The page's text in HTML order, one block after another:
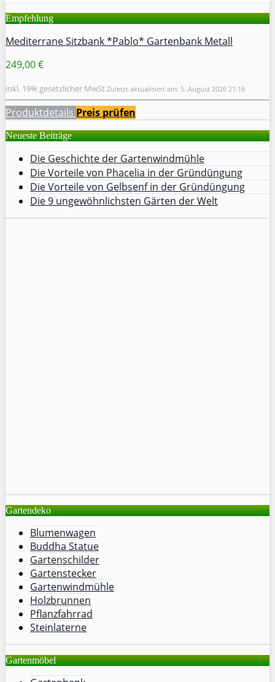
Empfehlung
Mediterrane Sitzbank *Pablo* Gartenbank Metall
249,00 €
inkl. 19% gesetzlicher MwSt.Zuletzt aktualisiert am: 5. August 2026 21:18
Produktdetails Preis prüfen
Neueste Beiträge
Die Geschichte der Gartenwindmühle
Die Vorteile von Phacelia in der Gründüngung
Die Vorteile von Gelbsenf in der Gründüngung
Die 9 ungewöhnlichsten Gärten der Welt
Gartendeko
Blumenwagen
Buddha Statue
Gartenschilder
Gartenstecker
Gartenwindmühle
Holzbrunnen
Pflanzfahrrad
Steinlaterne
Gartenmöbel